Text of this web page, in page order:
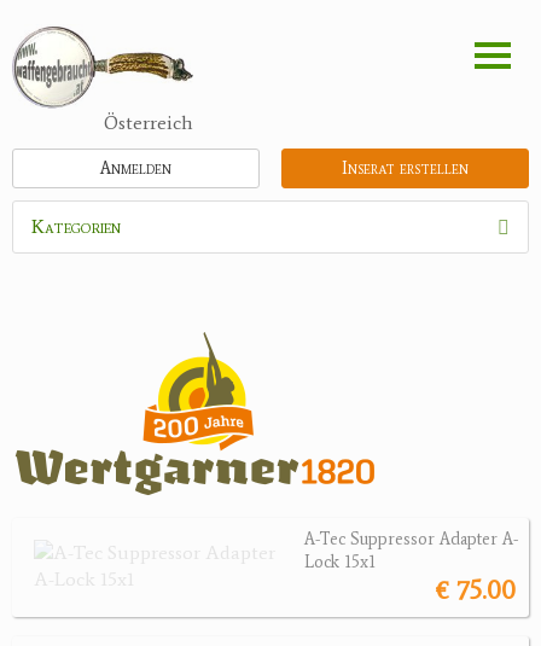
zum
Inhalt
Österreich
Inserat erstellen
Anmelden
Kategorien
Schrotmunition
Büchsenpatronen
Faustfeuerwaffen
Randfeuerwaffen
Sonstige Munition
A-Tec Suppressor Adapter A-
Lock 15x1
€ 75.00